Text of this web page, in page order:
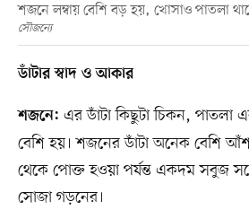
শজনে লম্বায় বেশি বড় হয়, খোসাও পাতলা
সৌজন্যে
ডাঁটার স্বাদ ও আকার
শজনে: এর ডাঁটা কিছুটা চিকন, পাতলা
বেশি হয়। শজনের ডাঁটা অনেক বেশি
থেকে পোক্ত হওয়া পর্যন্ত একদম সবুজ
সোজা গড়নের।